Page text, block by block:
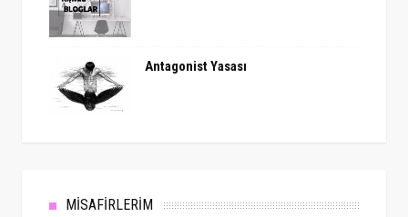
Antagonist Yasası
MİSAFİRLERİM